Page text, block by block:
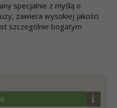
specjalnie z myślą o
zawiera wysokiej jakości
szczególnie bogatym